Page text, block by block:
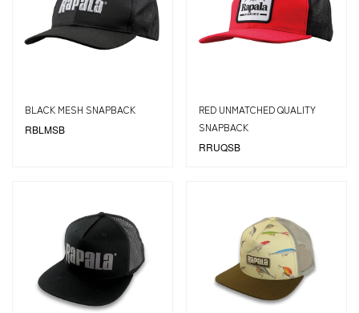
BLACK MESH SNAPBACK
RBLMSB
RED UNMATCHED QUALITY
SNAPBACK
RRUQSB